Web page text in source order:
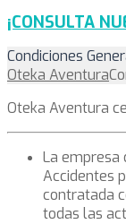
¡CONSULTA
Condiciones
Oteka Aventura
Oteka Aventura
La empresa
Accidentes
contratada
todas las